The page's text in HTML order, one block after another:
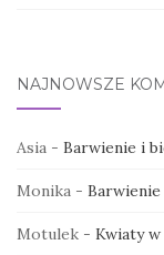
NAJNOWSZE
Asia - Barwienie i
Monika -
Motulek - Kwiaty w